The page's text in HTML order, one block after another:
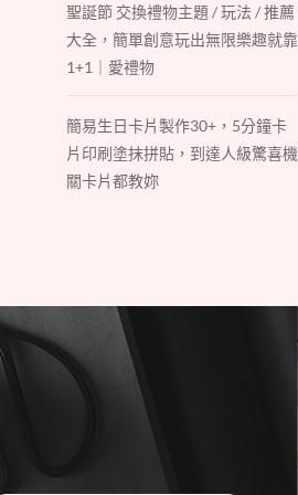
聖誕節 交換禮物主題 / 玩法 / 推薦
大全，簡單創意玩出無限樂趣就靠
1+1｜愛禮物
簡易生日卡片製作30+，5分鐘卡
片印刷塗抹拼貼，到達人級驚喜機
關卡片都教妳